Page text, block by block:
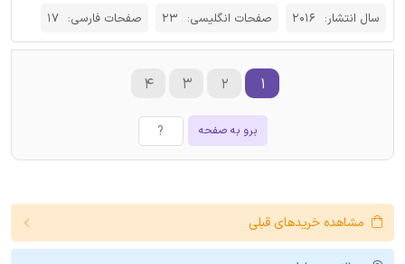
سال انتشار: 2016 صفحات انگلیسی: 23 صفحات فارسی: 17
برو به صفحه
۱ ۲ ۳ ۴
مشاهده خریدهای قبلی